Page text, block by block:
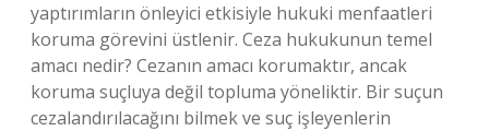
yaptırımların önleyici etkisiyle hukuki menfaatleri
koruma görevini üstlenir. Ceza hukukunun temel
amacı nedir? Cezanın amacı korumaktır, ancak
koruma suçluya değil topluma yöneliktir. Bir suçun
cezalandırılacağını bilmek ve suç işleyenlerin